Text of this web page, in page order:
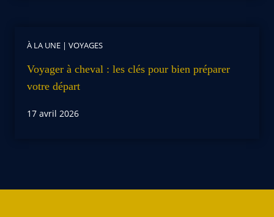
À LA UNE | VOYAGES
Voyager à cheval : les clés pour bien préparer
votre départ
17 avril 2026